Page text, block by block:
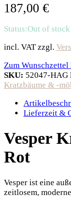
187,00 €
Status:Out of stock
incl. VAT zzgl.
Zum
SKU: 52047-HAG
Kratzbäume & -
Lieferzeit &
Vesper
Rot
Vesper ist eine
zeitlosem,